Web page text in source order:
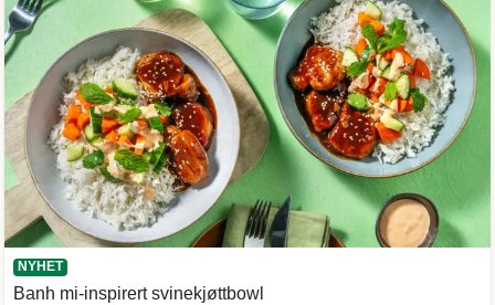
NYHET
Banh mi-inspirert svinekjøttbowl